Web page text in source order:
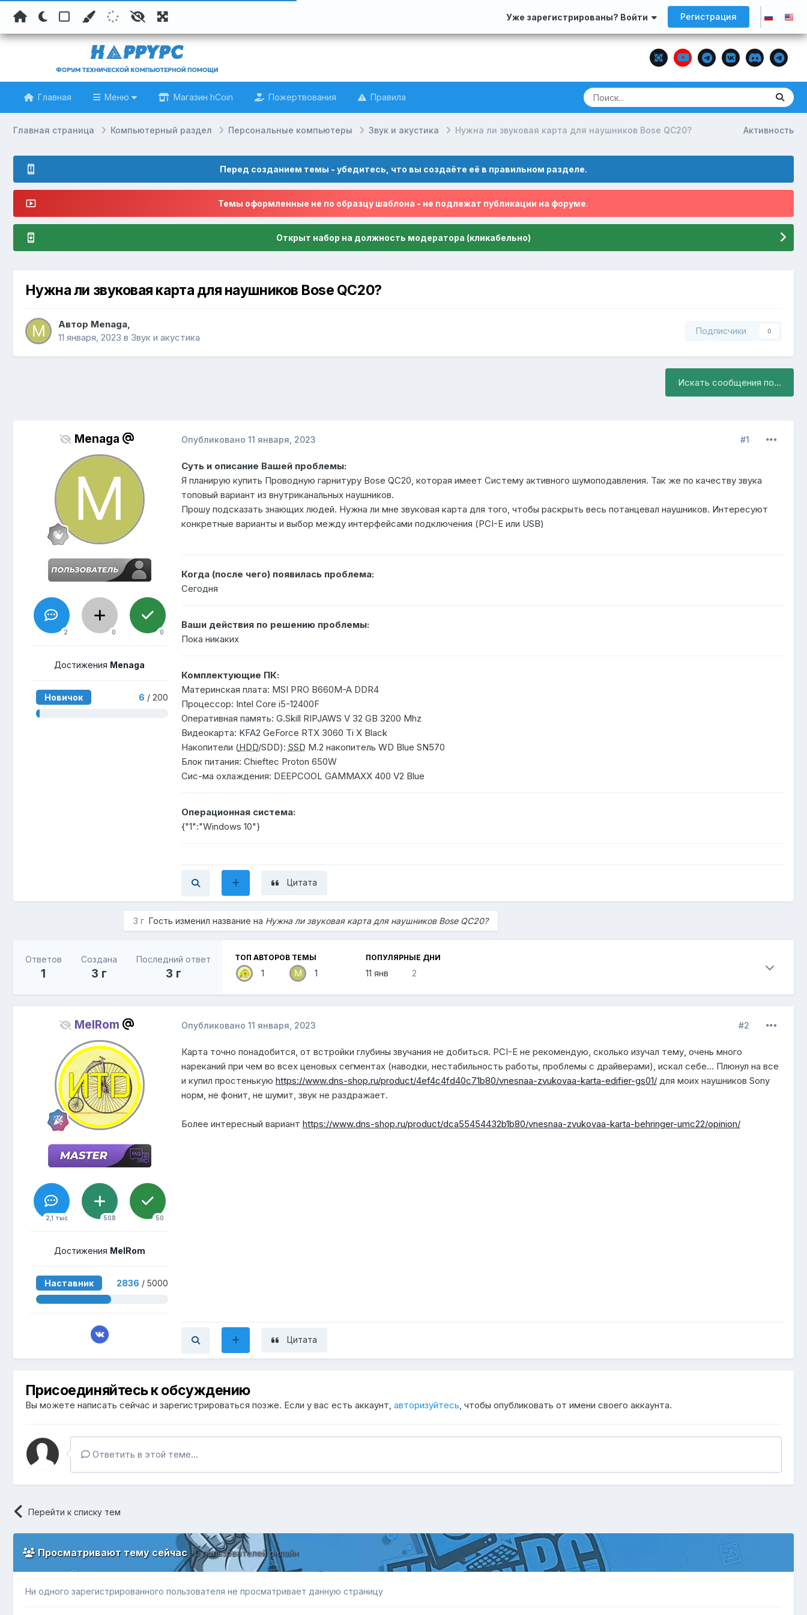
Уже зарегистрированы? Войти Регистрация
Главная Меню Магазин hCoin Пожертвования Правила
Активность
Главная страница Компьютерный раздел Персональные компьютеры Звук и акустика Нужна ли звуковая карта для наушников Bose QC20?
Перед созданием темы - убедитесь, что вы создаёте её в правильном разделе.
Темы оформленные не по образцу шаблона - не подлежат публикации на форуме.
Открыт набор на должность модератора (кликабельно)
Нужна ли звуковая карта для наушников Bose QC20?
Автор Menaga,
11 января, 2023 в Звук и акустика
Подписчики 0
Искать сообщения по...
Menaga
2 0 0
Достижения Menaga
Новичок 6 / 200
#1
Опубликовано 11 января, 2023
Суть и описание Вашей проблемы:
Я планирую купить Проводную гарнитуру Bose QC20, которая имеет Систему активного шумоподавления. Так же по качеству звука
топовый вариант из внутриканальных наушников.
Прошу подсказать знающих людей. Нужна ли мне звуковая карта для того, чтобы раскрыть весь потанцевал наушников. Интересуют
конкретные варианты и выбор между интерфейсами подключения (PCI-E или USB)
Когда (после чего) появилась проблема:
Сегодня
Ваши действия по решению проблемы:
Пока никаких
Комплектующие ПК:
Материнская плата: MSI PRO B660M-A DDR4
Процессор: Intel Core i5-12400F
Оперативная память: G.Skill RIPJAWS V 32 GB 3200 Mhz
Видеокарта: KFA2 GeForce RTX 3060 Ti X Black
Накопители (HDD/SDD): SSD M.2 накопитель WD Blue SN570
Блок питания: Chieftec Proton 650W
Сис-ма охлаждения: DEEPCOOL GAMMAXX 400 V2 Blue
Операционная система:
{"1":"Windows 10"}
Цитата
3 г Гость изменил название на Нужна ли звуковая карта для наушников Bose QC20?
Ответов
1
Создана
3 г
Последний ответ
3 г
ТОП АВТОРОВ ТЕМЫ
1 1
ПОПУЛЯРНЫЕ ДНИ
11 янв 2
MelRom
2,1 тыс 508 50
Достижения MelRom
Наставник 2836 / 5000
#2
Опубликовано 11 января, 2023
Карта точно понадобится, от встройки глубины звучания не добиться. PCI-E не рекомендую, сколько изучал тему, очень много
нареканий при чем во всех ценовых сегментах (наводки, нестабильность работы, проблемы с драйверами), искал себе... Плюнул на все
и купил простенькую https://www.dns-shop.ru/product/4ef4c4fd40c71b80/vnesnaa-zvukovaa-karta-edifier-gs01/для моих наушников Sony
норм, не фонит, не шумит, звук не раздражает.
Более интересный вариант https://www.dns-shop.ru/product/dca55454432b1b80/vnesnaa-zvukovaa-karta-behringer-umc22/opinion/
Цитата
Присоединяйтесь к обсуждению
Вы можете написать сейчас и зарегистрироваться позже. Если у вас есть аккаунт, авторизуйтесь , чтобы опубликовать от имени своего аккаунта.
Ответить в этой теме...
Перейти к списку тем
Просматривают тему сейчас0 пользователей онлайн
Ни одного зарегистрированного пользователя не просматривает данную страницу